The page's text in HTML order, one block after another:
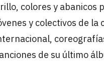
colores y abanicos
y colectivos de la
de su último